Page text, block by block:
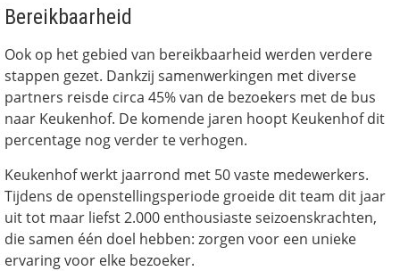
Bereikbaarheid
Ook op het gebied van bereikbaarheid werden verdere
stappen gezet. Dankzij samenwerkingen met diverse
partners reisde circa 45% van de bezoekers met de bus
naar Keukenhof. De komende jaren hoopt Keukenhof dit
percentage nog verder te verhogen.
Keukenhof werkt jaarrond met 50 vaste medewerkers.
Tijdens de openstellingsperiode groeide dit team dit jaar
uit tot maar liefst 2.000 enthousiaste seizoenskrachten,
die samen één doel hebben: zorgen voor een unieke
ervaring voor elke bezoeker.